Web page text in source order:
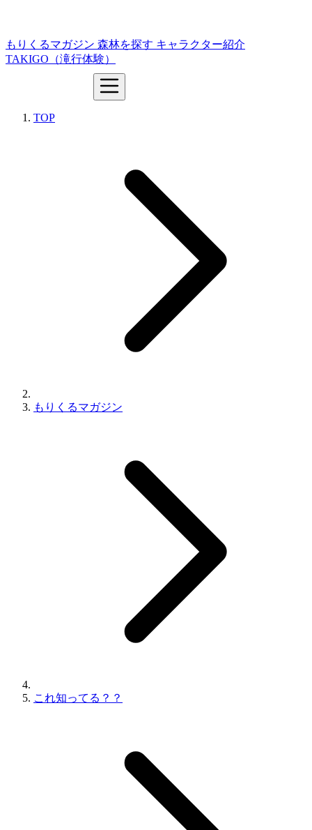
もりくるマガジン 森林を探す キャラクター紹介
TAKIGO（滝行体験）
TOP
もりくるマガジン
これ知ってる？？